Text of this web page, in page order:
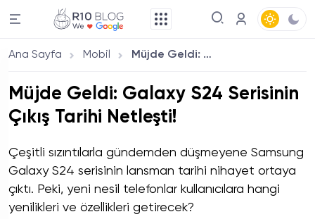
Ana Sayfa Mobil Müjde Geldi: Galaxy S24 Serisinin Çıkış Tarihi Netleşti!
Müjde Geldi: Galaxy S24 Serisinin
Çıkış Tarihi Netleşti!
Çeşitli sızıntılarla gündemden düşmeyene Samsung
Galaxy S24 serisinin lansman tarihi nihayet ortaya
çıktı. Peki, yeni nesil telefonlar kullanıcılara hangi
yenilikleri ve özellikleri getirecek?